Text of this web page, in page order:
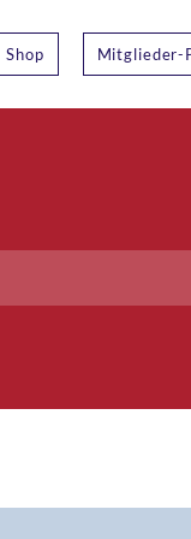
Shop Mitglieder-